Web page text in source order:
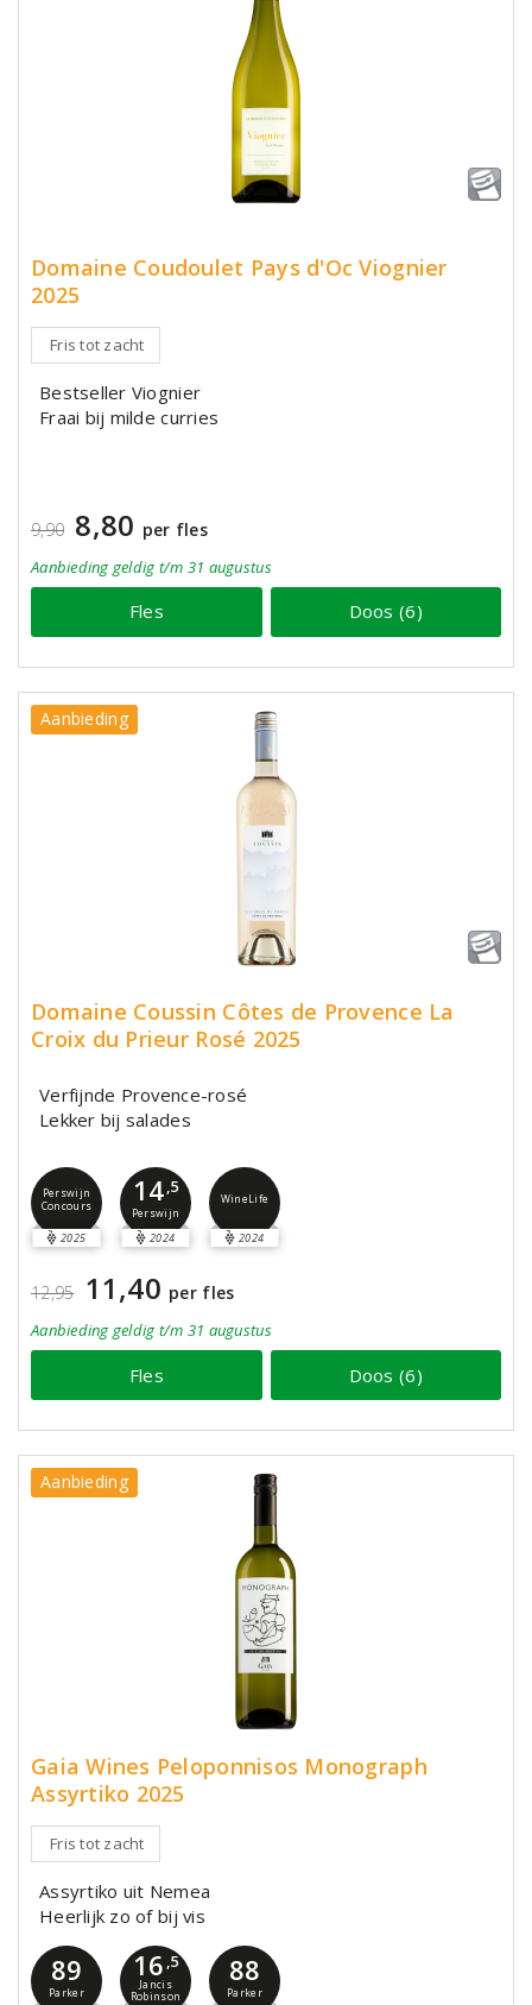
Domaine Coudoulet Pays d'Oc Viognier
2025
Fris tot zacht
Bestseller Viognier
Fraai bij milde curries
9,90 8,80 per fles
Aanbieding geldig t/m 31 augustus
Fles Doos (6)
Aanbieding
Domaine Coussin Côtes de Provence La
Croix du Prieur Rosé 2025
Verfijnde Provence-rosé
Lekker bij salades
Perswijn
Concours
2025
14,5
Perswijn
2024
WineLife
2024
12,95 11,40 per fles
Aanbieding geldig t/m 31 augustus
Fles Doos (6)
Aanbieding
Gaia Wines Peloponnisos Monograph
Assyrtiko 2025
Fris tot zacht
Assyrtiko uit Nemea
Heerlijk zo of bij vis
89
Parker
16 ,5
Jancis
Robinson
88
Parker